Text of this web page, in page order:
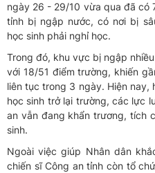
ngày 26 - 29/10 vừa qua đã có
tỉnh bị ngập nước, có nơi bị
học sinh phải nghỉ học.
Trong đó, khu vực bị ngập
với 18/51 điểm trường, khiến
liên tục trong 3 ngày. Hiện nay,
học sinh trở lại trường, các lực
an vẫn đang khẩn trương, tích
sinh.
Ngoài việc giúp Nhân dân
chiến sĩ Công an tỉnh còn tổ